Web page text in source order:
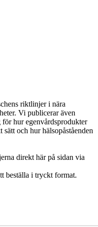
riktlinjer i nära
Vi publicerar även
hur egenvårdsprodukter
och hur hälsopåståenden
direkt här på sidan via
beställa i tryckt format.